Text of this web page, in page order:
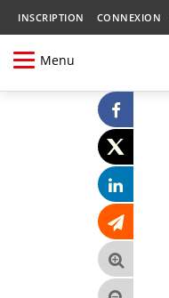
INSCRIPTION CONNEXION
Menu